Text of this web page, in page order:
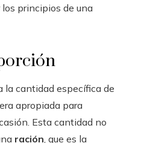
principios de una
la cantidad específica de
apropiada para
Esta cantidad no
ración, que es la